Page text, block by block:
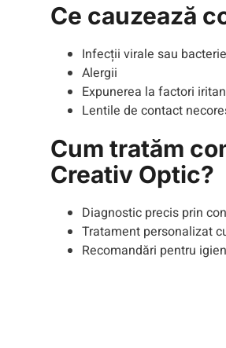
Ce cauzează
Infecții virale sau
Alergii
Expunerea la factori
Lentile de contact
Cum tratăm
Creativ Optic?
Diagnostic precis prin
Tratament personalizat
Recomandări pentru